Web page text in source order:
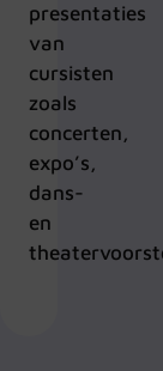
presentaties
van
cursisten
zoals
concerten,
expo’s,
dans-
en